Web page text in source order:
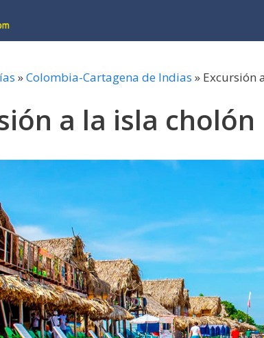
»Colombia-Cartagena de Indias » Excursión
a la isla cholón